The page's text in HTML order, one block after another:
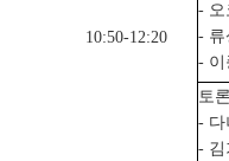
10:50-12:20
- 오
- 류
- 이
토론
- 다
- 김